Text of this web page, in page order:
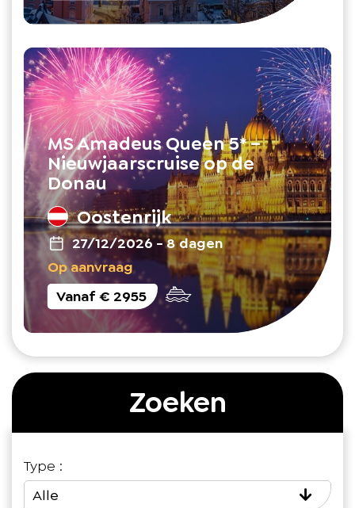
MS Amadeus Queen 5* –
Nieuwjaarscruise op de
Donau
Oostenrijk
27/12/2026-8 dagen
Op aanvraag
Vanaf€ 2955
Zoeken
Type :
Alle